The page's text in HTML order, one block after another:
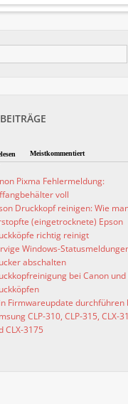
Meistkommentiert
Pixma Fehlermeldung:
voll
Druckkopf reinigen: Wie
(eingetrocknete) Epson
richtig reinigt
Windows-
abschalten
bei Canon und
Firmwareupdate durchführen
CLP-310, CLP-315, CLX-
CLX-3175